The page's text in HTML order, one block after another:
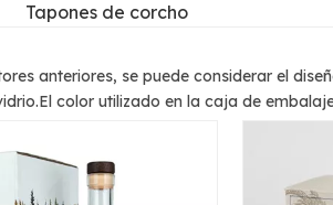
Tapones de corcho
anteriores, se puede considerar el
color utilizado en la caja de